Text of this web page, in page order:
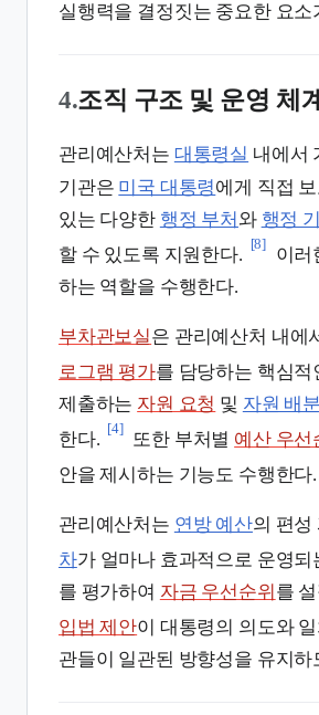
실행력을 결정짓는 중요한 요소
4.조직 구조 및 운영 체계
관리예산처는 대통령실 내에서
기관은 미국 대통령에게 직접
있는 다양한 행정 부처 와 행정
할 수 있도록 지원한다.
[8]
이러
하는 역할을 수행한다.
부차관보실은 관리예산처 내에
로그램 평가를 담당하는 핵심적
제출하는 자원 요청 및 자원 배분
한다.
[4]
또한 부처별 예산 우선
안을 제시하는 기능도 수행한다.
관리예산처는 연방 예산의 편성
차가 얼마나 효과적으로 운영되
를 평가하여 자금 우선순위 를
입법 제안이 대통령의 의도와
관들이 일관된 방향성을 유지하